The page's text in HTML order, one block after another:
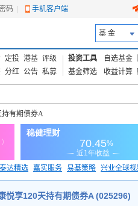
码 手机客户端
基 金
定投 港基 评级
分红 公告 私募
投资工具 自选基金
基金筛选
收益计算
持有期债券A
泰达精选 嘉实服务 易基策略 兴业全球
悦享120天持有期债券A (025296)